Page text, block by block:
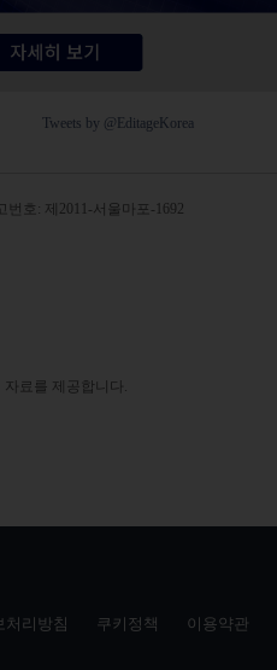
Tweets by @EditageKorea
호: 제2011-서울마포-1692
료를 제공합니다.
처리방침 쿠키정책 이용약관